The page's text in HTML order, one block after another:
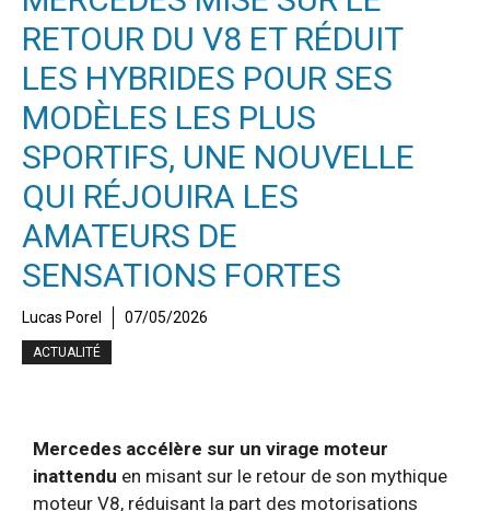
RETOUR DU V8 ET RÉDUIT
LES HYBRIDES POUR SES
MODÈLES LES PLUS
SPORTIFS, UNE NOUVELLE
QUI RÉJOUIRA LES
AMATEURS DE
SENSATIONS FORTES
Lucas Porel 07/05/2026
ACTUALITÉ
Mercedes accélère sur un virage moteur
inattendu en misant sur le retour de son mythique
moteur V8, réduisant la part des motorisations